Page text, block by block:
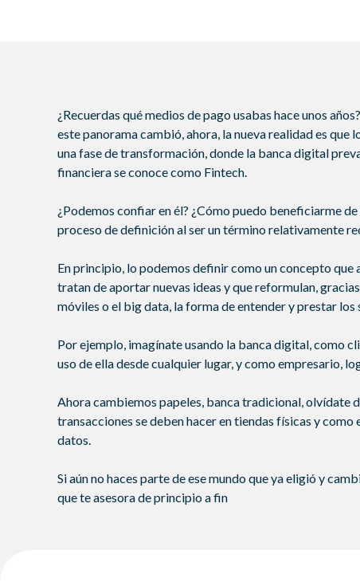
¿Recuerdas qué medios de pago usabas hace unos
este panorama cambió, ahora, la nueva realidad es
una fase de transformación, donde la banca digital
financiera se conoce como Fintech.
¿Podemos confiar en él? ¿Cómo puedo beneficiarme
proceso de definición al ser un término relativamente
En principio, lo podemos definir como un concepto
tratan de aportar nuevas ideas y que reformulan,
móviles o el big data, la forma de entender y prestar
Por ejemplo, imagínate usando la banca digital, como
uso de ella desde cualquier lugar, y como empresario,
Ahora cambiemos papeles, banca tradicional, olvídate
transacciones se deben hacer en tiendas físicas y
datos.
Si aún no haces parte de ese mundo que ya eligió y
que te asesora de principio a fin